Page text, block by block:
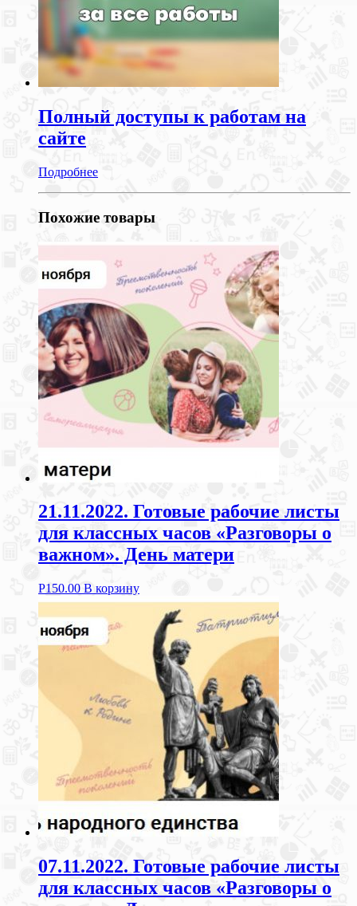
Полный доступы к работам на
сайте
Подробнее
Похожие товары
21.11.2022. Готовые рабочие листы
для классных часов «Разговоры о
важном». День матери
Р150.00 В корзину
07.11.2022. Готовые рабочие листы
для классных часов «Разговоры о